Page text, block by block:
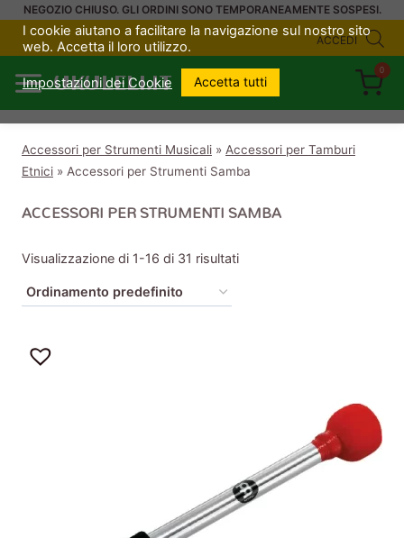
SaltaNEGOZIO CHIUSO. GLI ORDINI SONO TEMPORANEAMENTE SOSPESI.
ACCEDI
UKULELI.IT
0
Accessori per Strumenti Musicali » Accessori per Tamburi
Etnici » Accessori per Strumenti Samba
ACCESSORI PER STRUMENTI SAMBA
Visualizzazione di 1-16 di 31 risultati
I cookie aiutano a facilitare la navigazione sul nostro sito
web. Accetta il loro utilizzo.
Impostazioni dei Cookie Accetta tutti